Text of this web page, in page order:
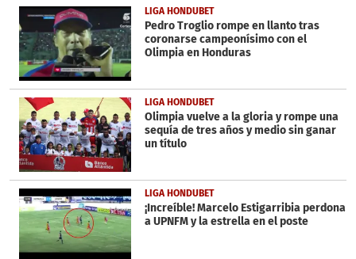
1
minute,
31
seconds
LIGA HONDUBET
Pedro Troglio rompe en llanto tras
coronarse campeonísimo con el
Olimpia en Honduras
LIGA HONDUBET
Olimpia vuelve a la gloria y rompe una
sequía de tres años y medio sin ganar
un título
LIGA HONDUBET
¡Increíble! Marcelo Estigarribia perdona
a UPNFM y la estrella en el poste